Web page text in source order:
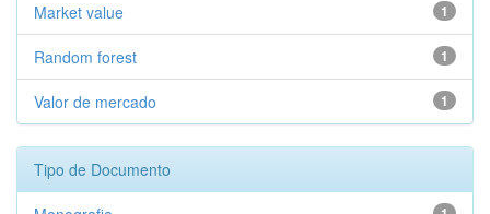
1
Market value
1
Random forest
1
Valor de mercado
Tipo de Documento